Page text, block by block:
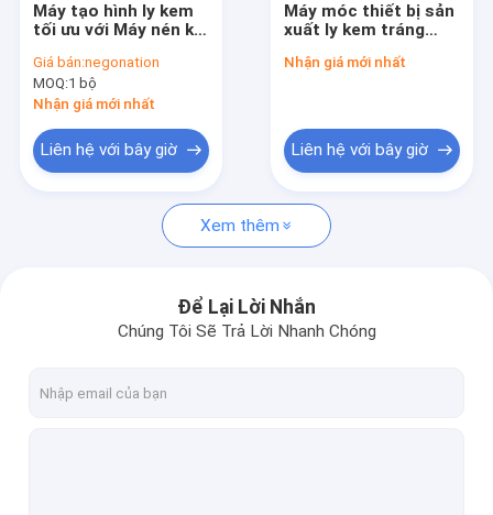
Ice Cream Cup Making Machine
Máy cốc giấy tốc độ cao
Máy tạo nắp giấy
Giấy Bowl Making Machine
Máy Giấy Cup Thanh tra
Máy tạo hình ly kem
tối ưu với Máy nén khí
Công tắc quang
Panasonic
Giá bán:negonation
MOQ:1 bộ
Nhận giá mới nhất
Liên hệ với bây giờ
Máy móc thiết bị sản
xuất ly kem tráng
cao
Nhận giá mới nhất
Liên hệ với bây giờ
Xem thêm
Để Lại Lời Nhắn
Chúng Tôi Sẽ Trả Lời Nhanh Chóng